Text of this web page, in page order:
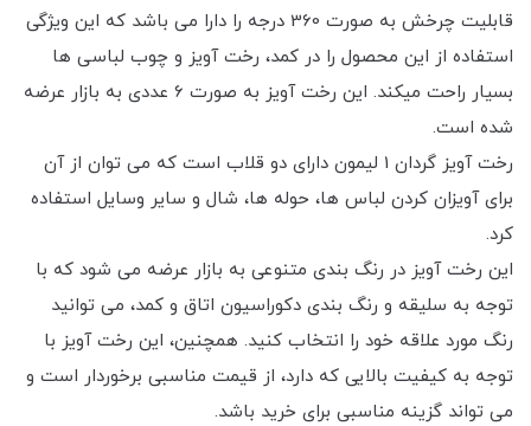
قابلیت چرخش به صورت 360 درجه را دارا می باشد که این ویژگی
استفاده از این محصول را در کمد، رخت آویز و چوب لباسی ها
بسیار راحت میکند. این رخت آویز به صورت 6 عددی به بازار عرضه
شده است.
رخت آویز گردان 1 لیمون دارای دو قلاب است که می توان از آن
برای آویزان کردن لباس ها، حوله ها، شال و سایر وسایل استفاده
کرد.
این رخت آویز در رنگ بندی متنوعی به بازار عرضه می شود که با
توجه به سلیقه و رنگ بندی دکوراسیون اتاق و کمد، می توانید
رنگ مورد علاقه خود را انتخاب کنید. همچنین، این رخت آویز با
توجه به کیفیت بالایی که دارد، از قیمت مناسبی برخوردار است و
می تواند گزینه مناسبی برای خرید باشد.